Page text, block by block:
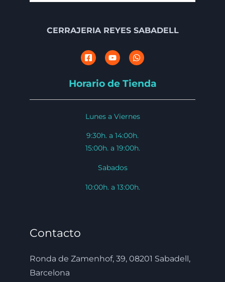
CERRAJERIA REYES SABADELL
Horario de Tienda
Lunes a Viernes
9:30h. a 14:00h.
15:00h. a 19:00h.
Sabados
10:00h. a 13:00h.
Contacto
Ronda de Zamenhof, 39, 08201 Sabadell,
Barcelona